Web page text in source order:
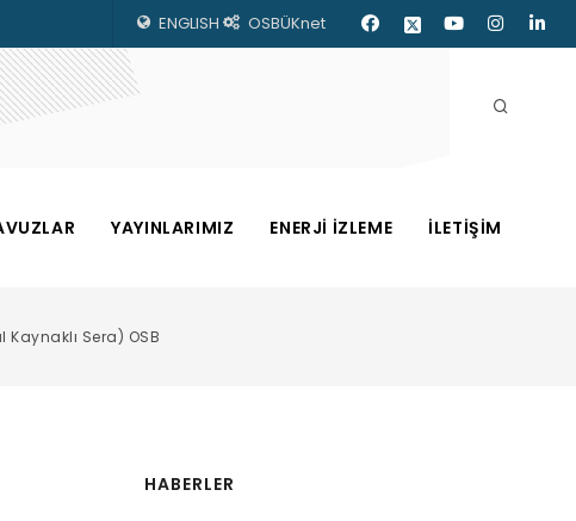
ENGLISH OSBÜKnet
YAYINLARIMIZ ENERJİ İZLEME İLETİŞİM
Sera) OSB
HABERLER